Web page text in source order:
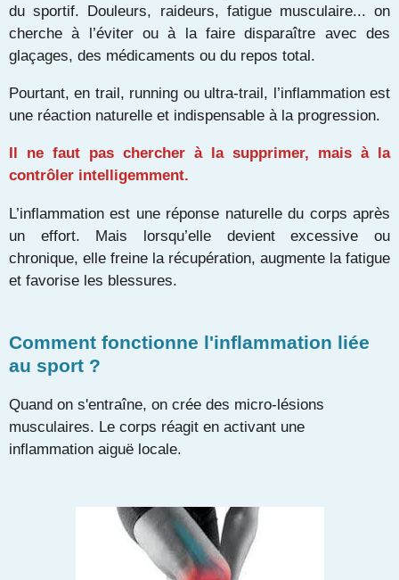
du sportif. Douleurs, raideurs, fatigue musculaire... on
cherche à l’éviter ou à la faire disparaître avec des
glaçages, des médicaments ou du repos total.
Pourtant, en trail, running ou ultra-trail, l’inflammation est
une réaction naturelle et indispensable à la progression.
Il ne faut pas chercher à la supprimer, mais à la
contrôler intelligemment.
L’inflammation est une réponse naturelle du corps après
un effort. Mais lorsqu’elle devient excessive ou
chronique, elle freine la récupération, augmente la fatigue
et favorise les blessures.
Comment fonctionne l'inflammation liée
au sport ?
Quand on s'entraîne, on crée des micro-lésions
musculaires. Le corps réagit en activant une
inflammation aiguë locale.